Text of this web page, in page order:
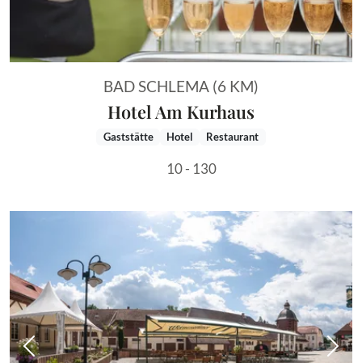
BAD SCHLEMA (6 KM)
Hotel Am Kurhaus
Gaststätte Hotel Restaurant
10 - 130
Vorheriges Bild